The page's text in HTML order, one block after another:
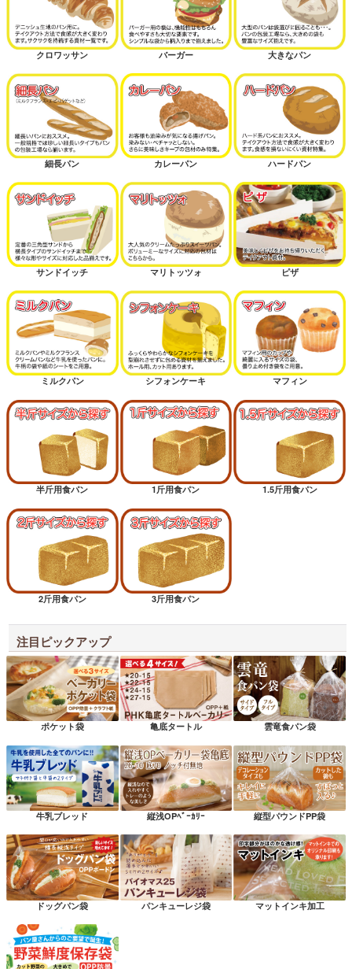
クロワッサン バーガー 大きなパン
細長パン カレーパン ハードパン
サンドイッチ マリトッツォ ピザ
ミルクパン シフォンケーキ マフィン
半斤用食パン 1斤用食パン 1.5斤用食パン
2斤用食パン 3斤用食パン
注目ピックアップ
ポケット袋 亀底タートル 雲竜食パン袋
牛乳ブレッド 縦浅OPﾍﾞｰｶﾘｰ 縦型パウンドPP袋
ドッグパン袋 パンキューレジ袋 マットインキ加工